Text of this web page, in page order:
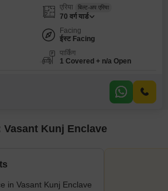
एरिया बिल्ट-अप एरिया
70 वर्ग यार्ड
Facing
ईस्ट Facing
पार्किंग
1 Covered + n/a Open
Kunj Enclave
in Vasant Kunj Enclave